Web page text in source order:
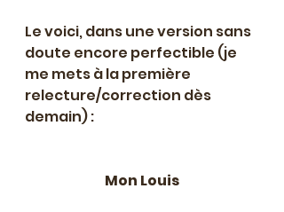
Le voici, dans une version sans
doute encore perfectible (je
me mets à la première
relecture/correction dès
demain) :
Mon Louis